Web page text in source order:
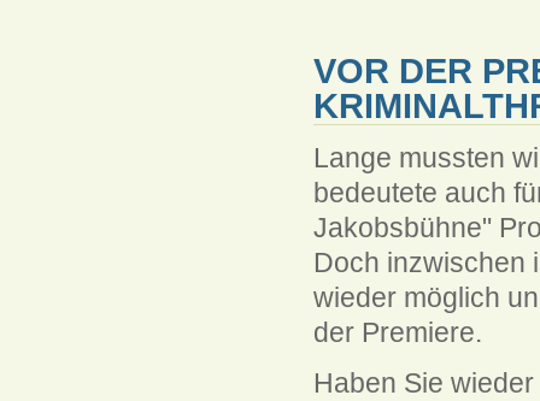
VOR DER
Lange mussten
bedeutete auch
Jakobsbühne"
Doch inzwischen
wieder möglich
der Premiere.
Haben Sie